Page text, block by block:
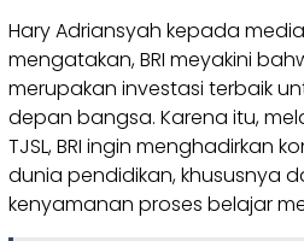
Hary Adriansyah kepada
mengatakan, BRI meyakini
merupakan investasi terbaik
depan bangsa. Karena itu,
TJSL, BRI ingin menghadirkan
dunia pendidikan, khususnya
kenyamanan proses belajar